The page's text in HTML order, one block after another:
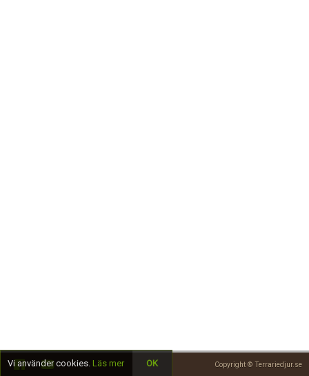
Copyright © Terrariedjur.se
Vi använder cookies. Läs mer OK